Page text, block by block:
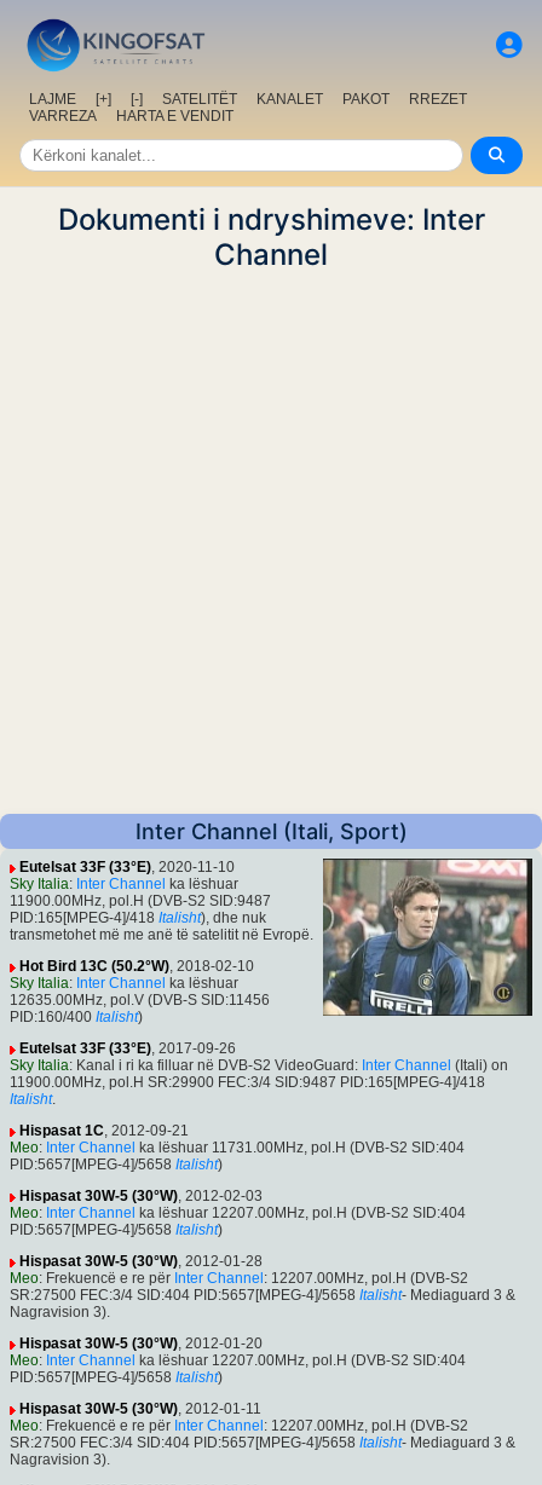
LAJME [+] [-] SATELITËT KANALET PAKOT
RREZET
VARREZA
HARTA E VENDIT
Dokumenti i ndryshimeve: Inter
Channel
Inter Channel (Itali, Sport)
Eutelsat 33F (33°E), 2020-11-10
Sky Italia: Inter Channel
ka lëshuar
11900.00MHz, pol.H (DVB-S2 SID:9487
PID:165[MPEG-4]/418 Italisht), dhe nuk
transmetohet më me anë të satelitit në Evropë.
Hot Bird 13C (50.2°W), 2018-02-10
Sky Italia: Inter Channel
ka lëshuar
12635.00MHz, pol.V (DVB-S SID:11456
PID:160/400 Italisht)
Eutelsat 33F (33°E), 2017-09-26
Sky Italia: Kanal i ri ka filluar në DVB-S2 VideoGuard: Inter Channel (Itali) on
11900.00MHz, pol.H SR:29900 FEC:3/4 SID:9487 PID:165[MPEG-4]/418
Italisht.
Hispasat 1C, 2012-09-21
Meo: Inter Channel
ka lëshuar 11731.00MHz, pol.H (DVB-S2 SID:404
PID:5657[MPEG-4]/5658 Italisht)
Hispasat 30W-5 (30°W), 2012-02-03
Meo: Inter Channel
ka lëshuar 12207.00MHz, pol.H (DVB-S2 SID:404
PID:5657[MPEG-4]/5658 Italisht)
Hispasat 30W-5 (30°W), 2012-01-28
Meo: Frekuencë e re për Inter Channel : 12207.00MHz, pol.H (DVB-S2
SR:27500 FEC:3/4 SID:404 PID:5657[MPEG-4]/5658 Italisht- Mediaguard 3 &
Nagravision 3).
Hispasat 30W-5 (30°W), 2012-01-20
Meo: Inter Channel
ka lëshuar 12207.00MHz, pol.H (DVB-S2 SID:404
PID:5657[MPEG-4]/5658 Italisht)
Hispasat 30W-5 (30°W), 2012-01-11
Meo: Frekuencë e re për Inter Channel : 12207.00MHz, pol.H (DVB-S2
SR:27500 FEC:3/4 SID:404 PID:5657[MPEG-4]/5658 Italisht- Mediaguard 3 &
Nagravision 3).